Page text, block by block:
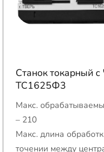
Станок токарный
ТС1625Ф3
Макс.
– 210
Макс. длина
точении между